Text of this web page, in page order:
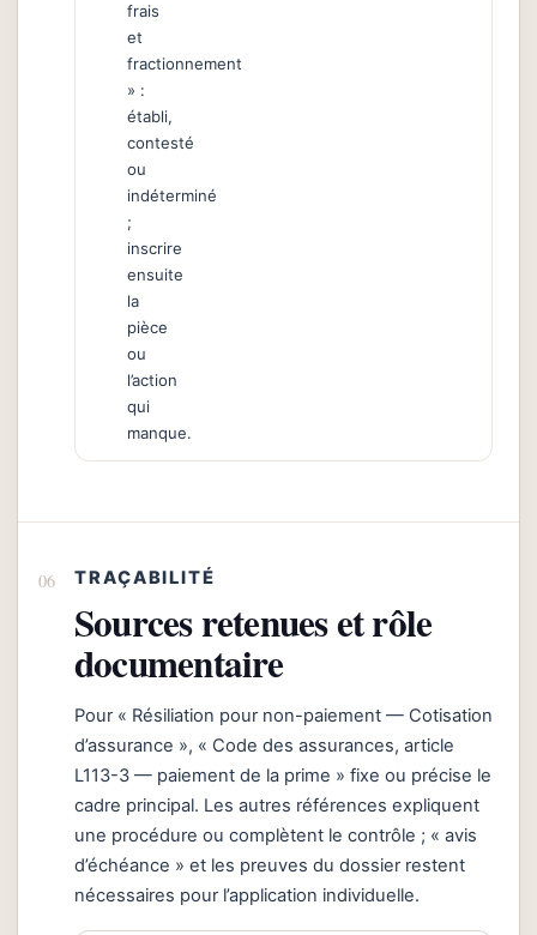
frais
et
fractionnement
» :
établi,
contesté
ou
indéterminé
;
inscrire
ensuite
la
pièce
ou
l’action
qui
manque.
TRAÇABILITÉ
Sources retenues et rôle
documentaire
Pour « Résiliation pour non-paiement — Cotisation
d’assurance », « Code des assurances, article
L113-3 — paiement de la prime » fixe ou précise le
cadre principal. Les autres références expliquent
une procédure ou complètent le contrôle ; « avis
d’échéance » et les preuves du dossier restent
nécessaires pour l’application individuelle.